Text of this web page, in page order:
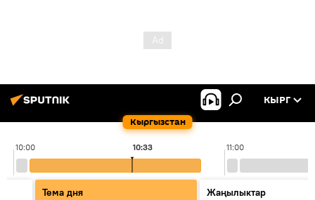
Кыргызстан
КЫРГ
10:00 11:00
10:33
Тема дня
Жаңылыктар